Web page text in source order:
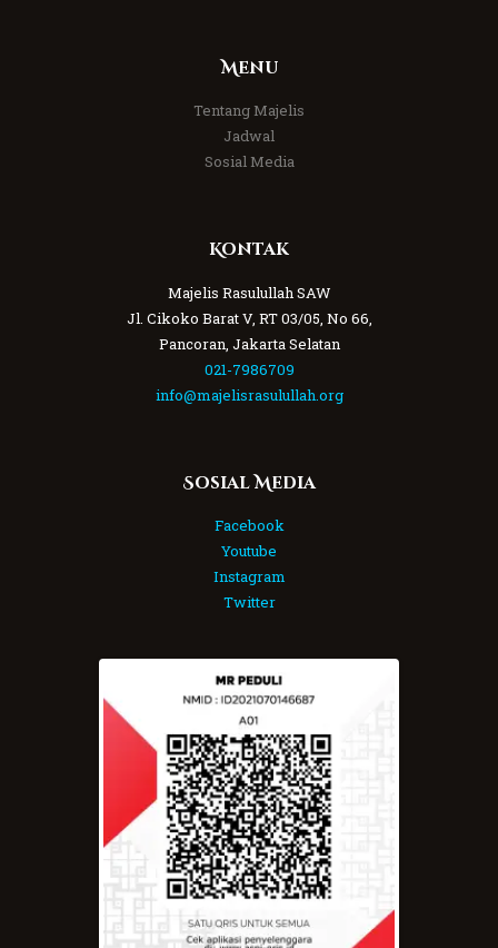
Menu
Tentang Majelis
Jadwal
Sosial Media
Kontak
Majelis Rasulullah SAW
Jl. Cikoko Barat V, RT 03/05, No 66,
Pancoran, Jakarta Selatan
021-7986709
info@majelisrasulullah.org
Sosial Media
Facebook
Youtube
Instagram
Twitter